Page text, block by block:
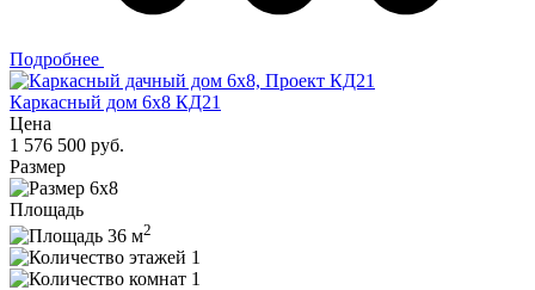
Подробнее
Каркасный дом 6x8 КД21
Цена
1 576 500 руб.
Размер
6x8
Площадь
36 м2
1
1